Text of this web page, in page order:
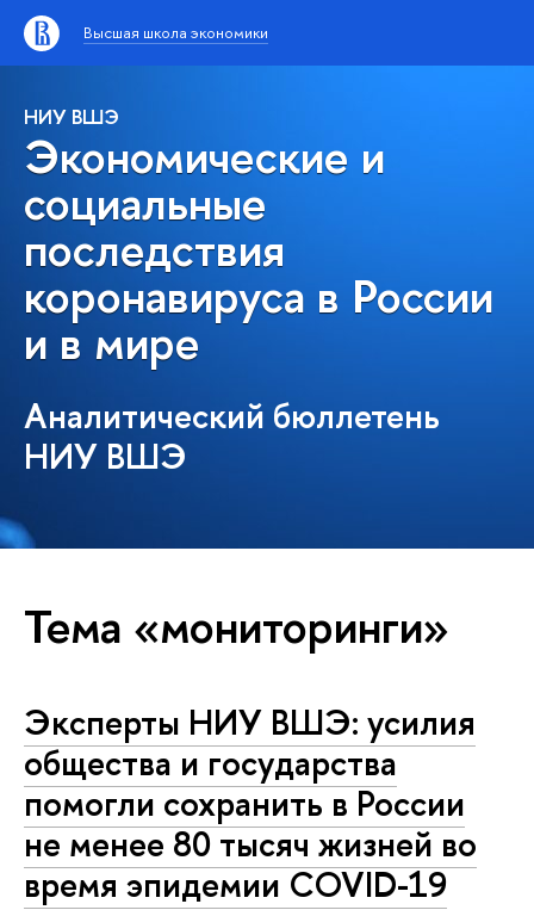
Высшая школа экономики
НИУ ВШЭ
Экономические и
социальные
последствия
коронавируса в России
и в мире
Аналитический бюллетень
НИУ ВШЭ
Тема «мониторинги»
Эксперты НИУ ВШЭ: усилия
общества и государства
помогли сохранить в России
не менее 80 тысяч жизней во
время эпидемии COVID-19